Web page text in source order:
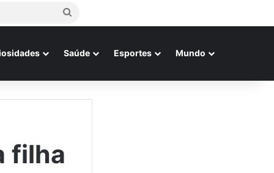
Procurar
Saúde Esportes Mundo
filha